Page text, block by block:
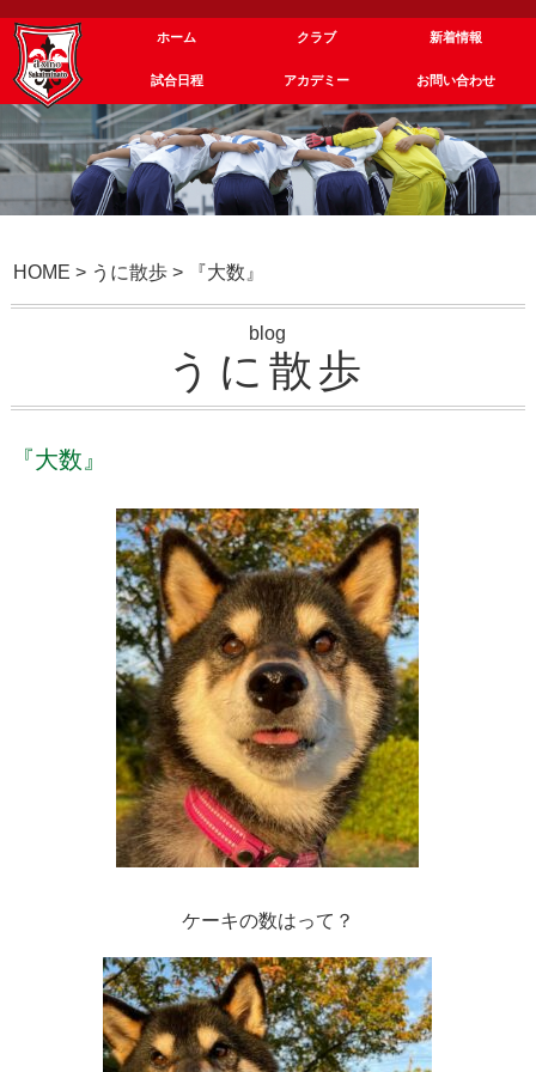
ホーム クラブ 新着情報
試合日程 アカデミー お問い合わせ
HOME > うに散歩 > 『大数』
blog
うに散歩
『大数』
ケーキの数はって？